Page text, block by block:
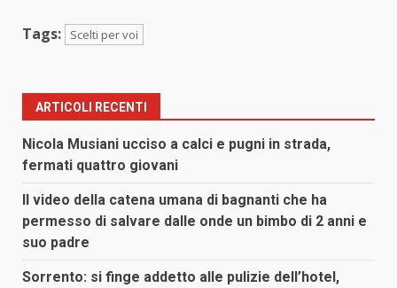
Tags: Scelti per voi
ARTICOLI RECENTI
Nicola Musiani ucciso a calci e pugni in strada,
fermati quattro giovani
Il video della catena umana di bagnanti che ha
permesso di salvare dalle onde un bimbo di 2 anni e
suo padre
Sorrento: si finge addetto alle pulizie dell’hotel,